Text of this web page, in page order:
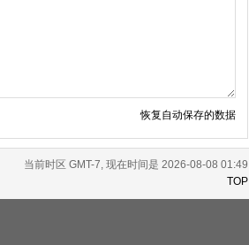
恢复自动保存的数据
当前时区 GMT-7, 现在时间是 2026-08-08 01:49
TOP